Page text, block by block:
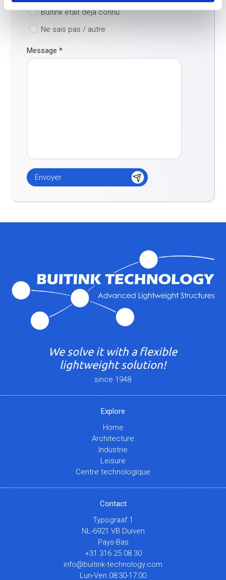
Buitink était déjà connu
Ne sais pas / autre
Message*
We solve it with a flexible
lightweight solution!
since 1948
Explore
Home
Architecture
Industrie
Leisure
Centre technologique
Contact
Typograaf 1
NL-6921 VB Duiven
Pays-Bas
+31 316 25 08 30
info@buitink-technology.com
Lun-Ven 08:30-17:00